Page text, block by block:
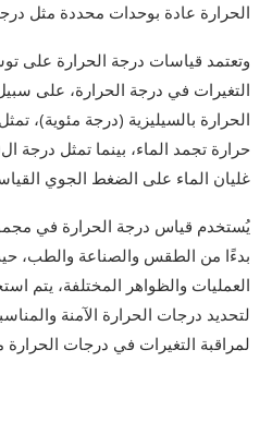
الحرارة عادة بوحدات محددة مثل
وتعتمد قياسات درجة الحرارة على
التغيرات في درجة الحرارة، على
الحرارة بالسيليزية (درجة مئوية)،
غليان الماء على الضغط الجوي
يُستخدم قياس درجة الحرارة في
بدءًا من الطقس والصناعة والطب،
العمليات والظواهر المختلفة، يتم
لتحديد درجات الحرارة الآمنة
لمراقبة التغيرات في درجات